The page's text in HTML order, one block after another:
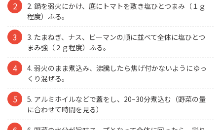
2. 鍋を弱火にかけ、底にトマトを敷き塩ひとつまみ（１ｇ
程度）ふる。
3. たまねぎ、ナス、ピーマンの順に並べて全体に塩ひとつ
まみ強（２ｇ程度）ふる。
4. 弱火のまま煮込み、沸騰したら焦げ付かないようにゆっ
くり混ぜる。
5. アルミホイルなどで蓋をし、20~30分煮込む（野菜の量
に合わせて時間を見る）